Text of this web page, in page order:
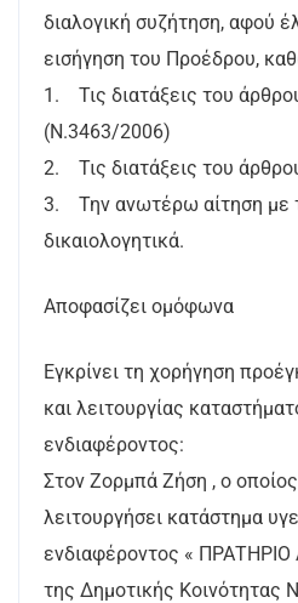
διαλογική συζήτηση, αφού
εισήγηση του Προέδρου,
1. Τις διατάξεις του
(Ν.3463/2006)
2. Τις διατάξεις του
3. Την ανωτέρω αίτηση με
δικαιολογητικά.
Αποφασίζει ομόφωνα
Εγκρίνει τη χορήγηση
και λειτουργίας
ενδιαφέροντος:
Στον Ζορμπά Ζήση , ο
λειτουργήσει κατάστημα
ενδιαφέροντος « ΠΡΑΤΗΡΙΟ
της Δημοτικής Κοινότητας